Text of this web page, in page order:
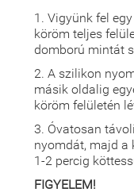
1. Vigyünk fel
köröm teljes
domború mintát
2. A szilikon
másik oldalig
köröm felületén
3. Óvatosan
nyomdát, majd
1-2 percig
FIGYELEM!